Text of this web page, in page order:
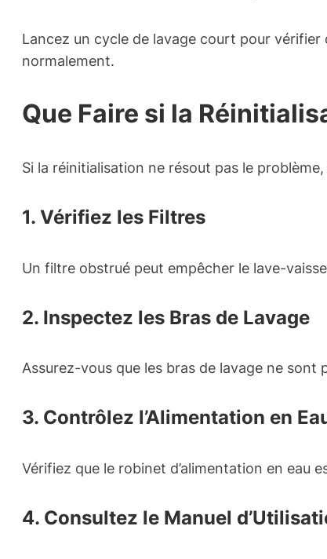
Lancez un cycle de lavage court pour
normalement.
Que Faire si la
Si la réinitialisation ne résout pas le
1. Vérifiez les Filtres
Un filtre obstrué peut empêcher le lave-
2. Inspectez les Bras de Lavage
Assurez-vous que les bras de lavage ne sont
3. Contrôlez l’Alimentation en
Vérifiez que le robinet d’alimentation en eau
4. Consultez le Manuel